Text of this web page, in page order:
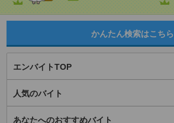
かんたん検索はこちら
エンバイトTOP
人気のバイト
あなたへのおすすめバイト